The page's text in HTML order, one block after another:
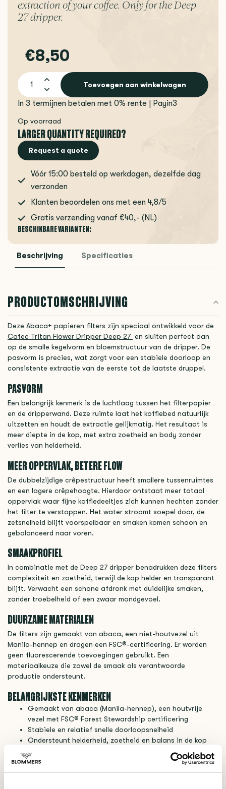
extraction of your coffee. Only for the Deep
27 dripper.
€8,50
Toevoegen aan winkelwagen
In 3 termijnen betalen met 0% rente | Payin3
Op voorraad
LARGER QUANTITY REQUIRED?
Request a quote
Vóór 15:00 besteld op werkdagen, dezelfde dag
verzonden
Klanten beoordelen ons met een 4,8/5
Gratis verzending vanaf €40,- (NL)
BESCHIKBARE VARIANTEN:
Beschrijving Specificaties
PRODUCTOMSCHRIJVING
Deze Abaca+ papieren filters zijn speciaal ontwikkeld voor de
Cafec Tritan Flower Dripper Deep 27 en sluiten perfect aan
op de smalle kegelvorm en bloemstructuur van de dripper. De
pasvorm is precies, wat zorgt voor een stabiele doorloop en
consistente extractie van de eerste tot de laatste druppel.
PASVORM
Een belangrijk kenmerk is de luchtlaag tussen het filterpapier
en de dripperwand. Deze ruimte laat het koffiebed natuurlijk
uitzetten en houdt de extractie gelijkmatig. Het resultaat is
meer diepte in de kop, met extra zoetheid en body zonder
verlies van helderheid.
MEER OPPERVLAK, BETERE FLOW
De dubbelzijdige crêpestructuur heeft smallere tussenruimtes
en een lagere crêpehoogte. Hierdoor ontstaat meer totaal
oppervlak waar fijne koffiedeeltjes zich kunnen hechten zonder
het filter te verstoppen. Het water stroomt soepel door, de
zetsnelheid blijft voorspelbaar en smaken komen schoon en
gebalanceerd naar voren.
SMAAKPROFIEL
In combinatie met de Deep 27 dripper benadrukken deze filters
complexiteit en zoetheid, terwijl de kop helder en transparant
blijft. Verwacht een schone afdronk met duidelijke smaken,
zonder troebelheid of een zwaar mondgevoel.
DUURZAME MATERIALEN
De filters zijn gemaakt van abaca, een niet-houtvezel uit
Manila-hennep en dragen een FSC®-certificering. Er worden
geen fluorescerende toevoegingen gebruikt. Een
materiaalkeuze die zowel de smaak als verantwoorde
productie ondersteunt.
BELANGRIJKSTE KENMERKEN
Gemaakt van abaca (Manila-hennep), een houtvrije
vezel met FSC® Forest Stewardship certificering
Stabiele en relatief snelle doorloopsnelheid
Ondersteunt helderheid, zoetheid en balans in de kop
Speciaal ontworpen voor de Flower Dripper Deep 27